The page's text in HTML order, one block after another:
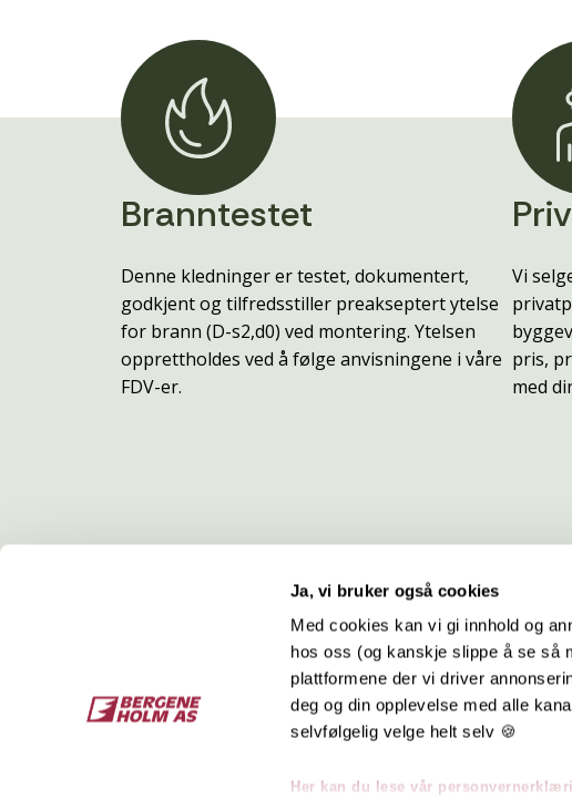
Ja, vi bruker også cookies
Med cookies kan vi gi innhold og
hos oss (og kanskje slippe å se så
plattformene der vi driver
deg og din opplevelse med alle
selvfølgelig velge helt selv 🍪
Her kan du lese vår
Branntestet
Denne kledninger er testet, dokumentert,
godkjent og tilfredsstiller preakseptert ytelse
for brann (D-s2,d0) ved montering. Ytelsen
opprettholdes ved å følge anvisningene i våre
FDV-er.
Vi
pris,
med
Bergene Holm AS
ordre@bergeneholm.no
Om
Jobbe hos